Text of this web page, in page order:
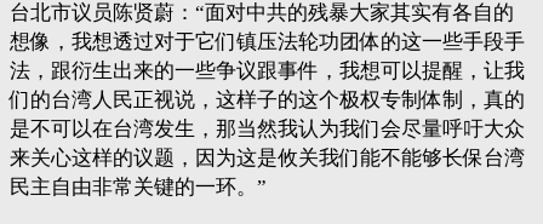
台北市议员陈贤蔚：“面对中共的残暴大家其实有各自的
想像，我想透过对于它们镇压法轮功团体的这一些手段手
法，跟衍生出来的一些争议跟事件，我想可以提醒，让我
们的台湾人民正视说，这样子的这个极权专制体制，真的
是不可以在台湾发生，那当然我认为我们会尽量呼吁大众
来关心这样的议题，因为这是攸关我们能不能够长保台湾
民主自由非常关键的一环。”